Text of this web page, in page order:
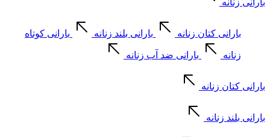
بارانی کتان زنانه بارانی بلند زنانه بارانی کوتاه
زنانه بارانی ضد آب زنانه
بارانی کتان زنانه
بارانی بلند زنانه